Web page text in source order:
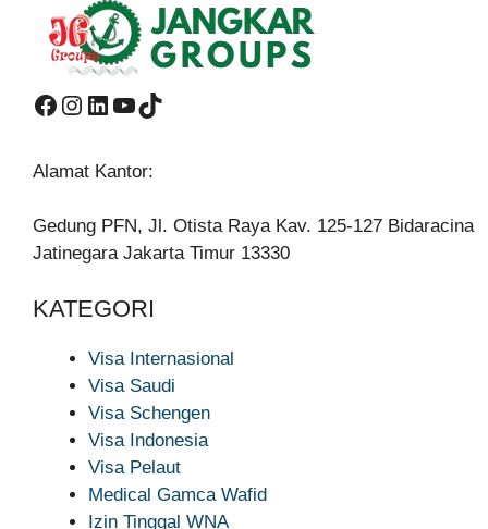
Facebook
Instagram
LinkedIn
YouTube
TikTok
Alamat Kantor:
Gedung PFN, Jl. Otista Raya Kav. 125-127 Bidaracina
Jatinegara Jakarta Timur 13330
KATEGORI
Visa Internasional
Visa Saudi
Visa Schengen
Visa Indonesia
Visa Pelaut
Medical Gamca Wafid
Izin Tinggal WNA